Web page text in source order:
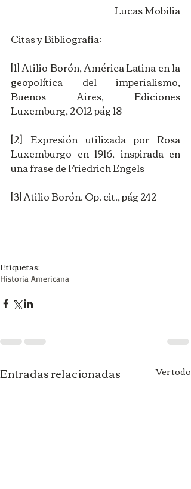
Lucas Mobilia
Citas y Bibliografia:
[1] Atilio Borón, América Latina en la
geopolítica del imperialismo,
Buenos Aires, Ediciones
Luxemburg, 2012 pág 18
[2] Expresión utilizada por Rosa
Luxemburgo en 1916, inspirada en
una frase de Friedrich Engels
[3] Atilio Borón. Op. cit., pág 242
Etiquetas:
Historia Americana
Entradas relacionadas Ver todo